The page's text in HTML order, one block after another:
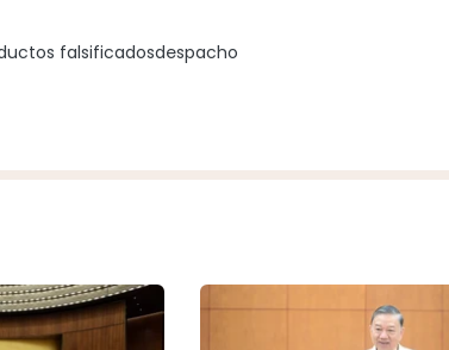
falsificadosdespacho